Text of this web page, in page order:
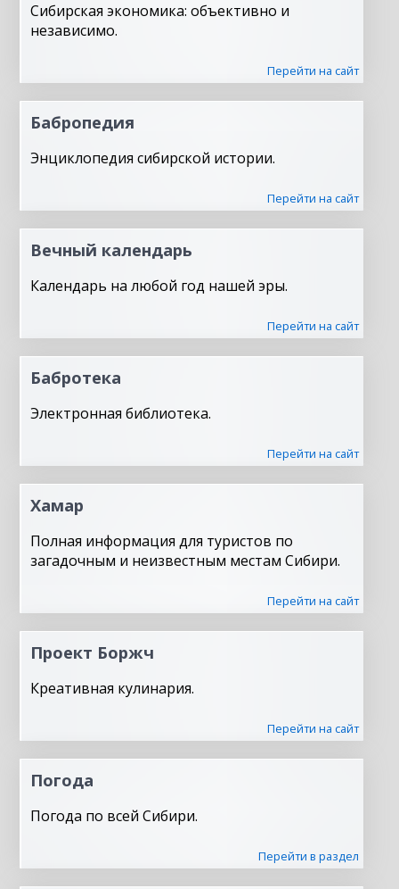
Сибирская экономика: объективно и
независимо.
Перейти на сайт
Бабропедия
Энциклопедия сибирской истории.
Перейти на сайт
Вечный календарь
Календарь на любой год нашей эры.
Перейти на сайт
Бабротека
Электронная библиотека.
Перейти на сайт
Хамар
Полная информация для туристов по
загадочным и неизвестным местам Сибири.
Перейти на сайт
Проект Боржч
Креативная кулинария.
Перейти на сайт
Погода
Погода по всей Сибири.
Перейти в раздел